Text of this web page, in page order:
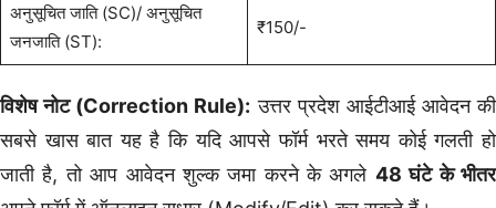
अनुसूचित जाति (SC)/ अनुसूचित
जनजाति (ST):
₹150/-
विशेष नोट (Correction Rule): उत्तर प्रदेश आईटीआई आवेदन की
सबसे खास बात यह है कि यदि आपसे फॉर्म भरते समय कोई गलती हो
जाती है, तो आप आवेदन शुल्क जमा करने के अगले 48 घंटे के भीतर